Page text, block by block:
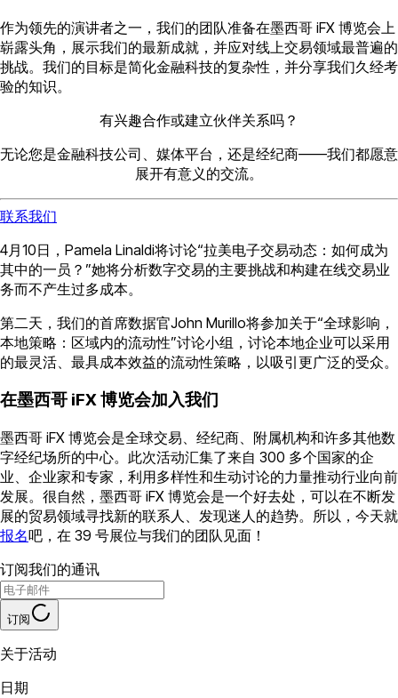
作为领先的演讲者之一，我们的团队准备在墨西哥 iFX 博览会上
崭露头角，展示我们的最新成就，并应对线上交易领域最普遍的
挑战。我们的目标是简化金融科技的复杂性，并分享我们久经考
验的知识。
有兴趣合作或建立伙伴关系吗？
无论您是金融科技公司、媒体平台，还是经纪商——我们都愿意
展开有意义的交流。
联系我们
4月10日，Pamela Linaldi将讨论“拉美电子交易动态：如何成为
其中的一员？”她将分析数字交易的主要挑战和构建在线交易业
务而不产生过多成本。
第二天，我们的首席数据官John Murillo将参加关于“全球影响，
本地策略：区域内的流动性”讨论小组，讨论本地企业可以采用
的最灵活、最具成本效益的流动性策略，以吸引更广泛的受众。
在墨西哥 iFX 博览会加入我们
墨西哥 iFX 博览会是全球交易、经纪商、附属机构和许多其他数
字经纪场所的中心。此次活动汇集了来自 300 多个国家的企
业、企业家和专家，利用多样性和生动讨论的力量推动行业向前
发展。很自然，墨西哥 iFX 博览会是一个好去处，可以在不断发
展的贸易领域寻找新的联系人、发现迷人的趋势。所以，今天就
报名吧，在 39 号展位与我们的团队见面！
订阅我们的通讯
订阅
关于活动
日期